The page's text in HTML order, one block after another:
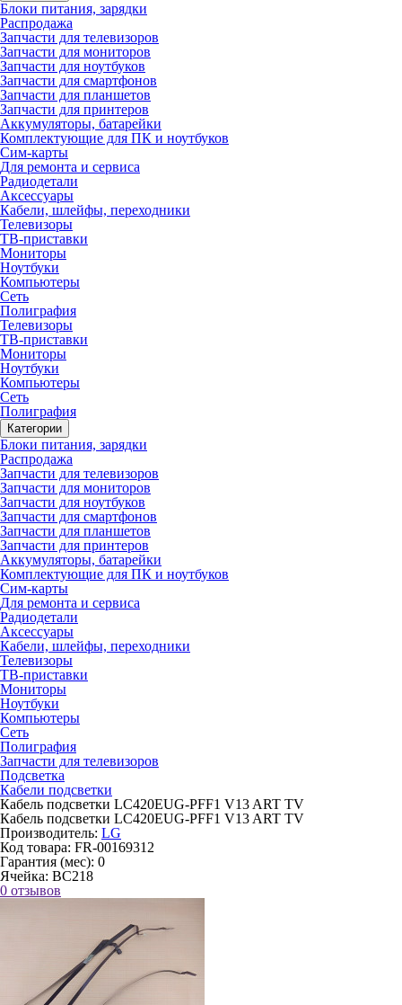
Блоки питания, зарядки
Распродажа
Запчасти для телевизоров
Запчасти для мониторов
Запчасти для ноутбуков
Запчасти для смартфонов
Запчасти для планшетов
Запчасти для принтеров
Аккумуляторы, батарейки
Комплектующие для ПК и ноутбуков
Сим-карты
Для ремонта и сервиса
Радиодетали
Аксессуары
Кабели, шлейфы, переходники
Телевизоры
ТВ-приставки
Мониторы
Ноутбуки
Компьютеры
Сеть
Полиграфия
Телевизоры
ТВ-приставки
Мониторы
Ноутбуки
Компьютеры
Сеть
Полиграфия
Категории
Блоки питания, зарядки
Распродажа
Запчасти для телевизоров
Запчасти для мониторов
Запчасти для ноутбуков
Запчасти для смартфонов
Запчасти для планшетов
Запчасти для принтеров
Аккумуляторы, батарейки
Комплектующие для ПК и ноутбуков
Сим-карты
Для ремонта и сервиса
Радиодетали
Аксессуары
Кабели, шлейфы, переходники
Телевизоры
ТВ-приставки
Мониторы
Ноутбуки
Компьютеры
Сеть
Полиграфия
Запчасти для телевизоров
Подсветка
Кабели подсветки
Кабель подсветки LC420EUG-PFF1 V13 ART TV
Кабель подсветки LC420EUG-PFF1 V13 ART TV
Производитель: LG
Код товара: FR-00169312
Гарантия (мес): 0
Ячейка: BC218
0 отзывов